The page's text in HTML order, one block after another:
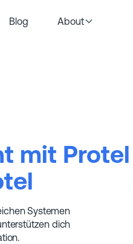
Blog About
mit Protel
Systemen
dich